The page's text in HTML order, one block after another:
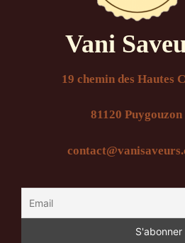
Vani
19 chemin des Hautes
81120 Puygouzon